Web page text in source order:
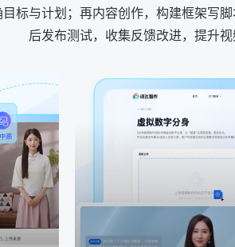
标与计划；再内容创作，构建框架写
后发布测试，收集反馈改进，提升视
先的
频制作
择发音
音频
AI+创意
精品声音复刻
AI+创意：AIGC 能力集中展
示窗口，体验 AIGC 给生活